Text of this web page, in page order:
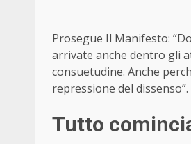
Prosegue Il Manifesto:
arrivate anche dentro gli
consuetudine. Anche
repressione del dissenso”.
Tutto